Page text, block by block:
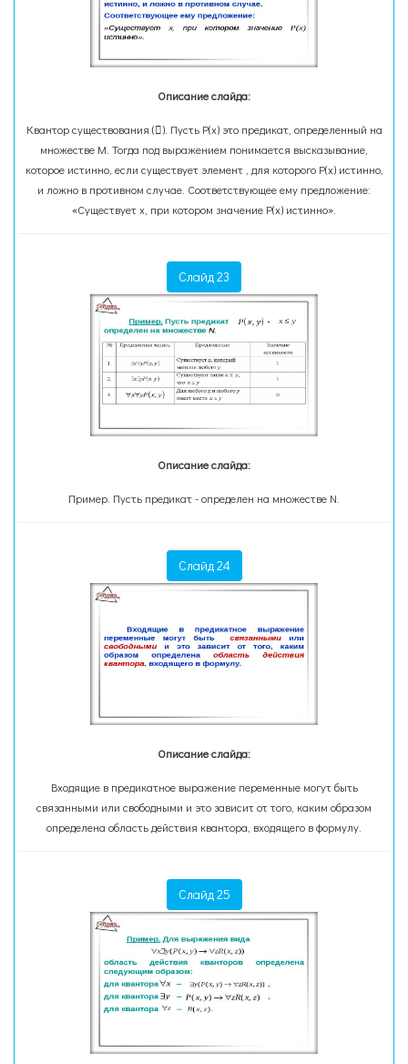
Описание слайда:
Квантор существования (). Пусть Р(х) это предикат, определенный на
множестве М. Тогда под выражением понимается высказывание,
которое истинно, если существует элемент , для которого Р(х) истинно,
и ложно в противном случае. Соответствующее ему предложение:
«Существует х, при котором значение Р(х) истинно».
Слайд 23
Описание слайда:
Пример. Пусть предикат - определен на множестве N.
Слайд 24
Описание слайда:
Входящие в предикатное выражение переменные могут быть
связанными или свободными и это зависит от того, каким образом
определена область действия квантора, входящего в формулу.
Слайд 25